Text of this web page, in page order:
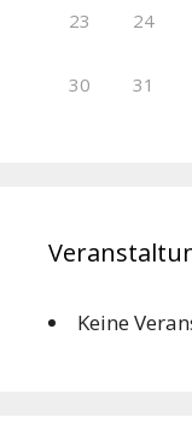
23 24
30 31
Keine